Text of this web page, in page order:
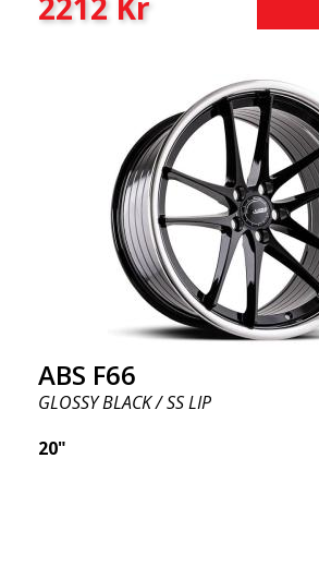
ABS F66
GLOSSY BLACK / SS LIP
20"